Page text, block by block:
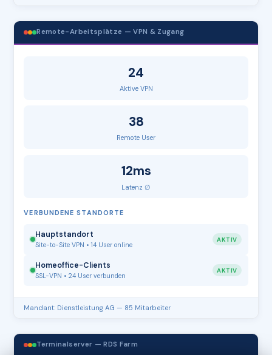
Remote-Arbeitsplätze — VPN & Zugang
24
Aktive VPN
38
Remote User
12ms
Latenz ∅
VERBUNDENE STANDORTE
Hauptstandort
Site-to-Site VPN • 14 User online
AKTIV
Homeoffice-Clients
SSL-VPN • 24 User verbunden
AKTIV
Mandant: Dienstleistung AG — 85 Mitarbeiter
Terminalserver — RDS Farm